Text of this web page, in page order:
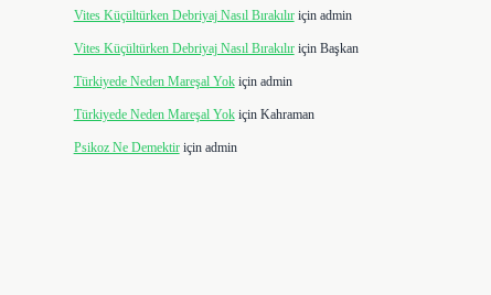
Vites Küçültürken Debriyaj Nasıl Bırakılıriçin admin
Vites Küçültürken Debriyaj Nasıl Bırakılıriçin Başkan
Türkiyede Neden Mareşal Yokiçin admin
Türkiyede Neden Mareşal Yokiçin Kahraman
Psikoz Ne Demektiriçin admin